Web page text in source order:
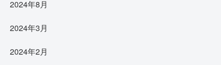
2024年8月
2024年3月
2024年2月